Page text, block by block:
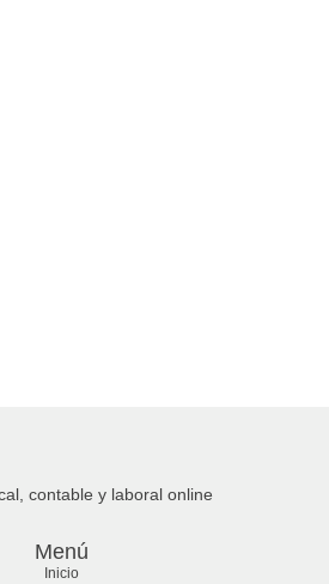
contable y laboral online
Menú
Inicio